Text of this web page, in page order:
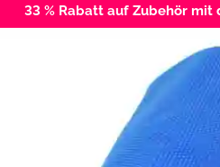
33 % Rabatt auf Zubehör mit